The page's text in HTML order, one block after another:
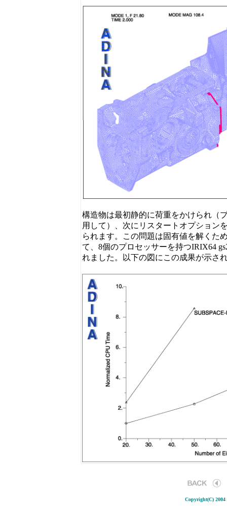
構造物は最初静的に荷重をかけられ（
用して）、次にリスタートオプション
られます。この問題は固有値を解くた
て、8個のプロセッサーを持つIRIX64
れました。以下の図にこの成果が示さ
Copyright(C)